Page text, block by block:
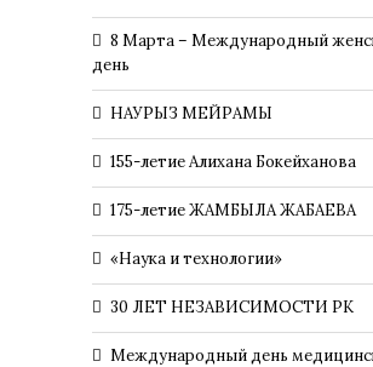
8 Марта – Международный
день
НАУРЫЗ МЕЙРАМЫ
155-летие Алихана Бокейханова
175-летие ЖАМБЫЛА ЖАБАЕВА
«Наука и технологии»
30 ЛЕТ НЕЗАВИСИМОСТИ РК
Международный день